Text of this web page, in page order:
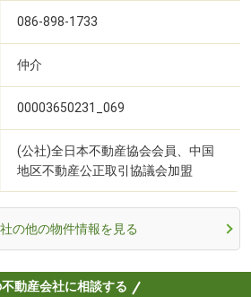
086-898-1733
仲介
00003650231_069
(公社)全日本不動産協会会員、中国
地区不動産公正取引協議会加盟
の他の物件情報を見る
動産会社に相談する